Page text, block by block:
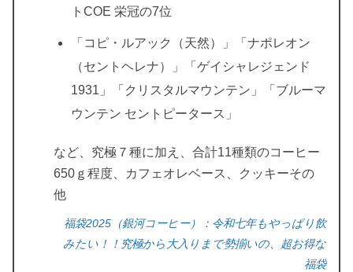
トCOE 栄冠の7位
「コピ・ルアック（天然）」「ナポレオン
（セントヘレナ）」「ゲイシャレジェンド
1931」「クリスタルマウンテン」「ブルーマ
ウンテン セントピータース」
など、究極７種に加え、合計11種類のコーヒー
650ｇ程度、カフェオレベース、クッキーその
他
福袋2025（銀河コーヒー）：令和七年もやっぱり飲
みたい！！究極から大入りまで勢揃いの、超お得な
福袋